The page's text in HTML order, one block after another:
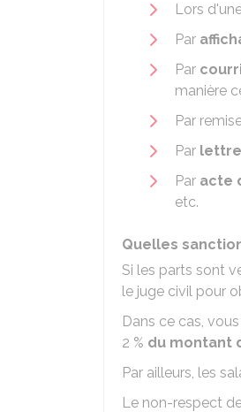
Lors
Par
Par
manière
Par
Par
Par acte
etc.
Quelles
Si les parts sont
le juge civil pour
Dans ce cas,
2 % du montant
Par ailleurs, les
Le non-respect